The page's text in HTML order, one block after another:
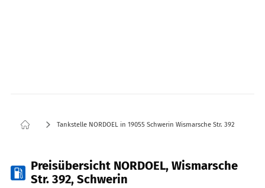
Tankstelle NORDOEL in 19055 Schwerin Wismarsche Str. 392
Preisübersicht NORDOEL, Wismarsche
Str. 392, Schwerin